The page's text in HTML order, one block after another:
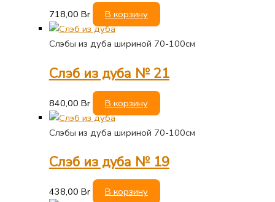
718,00 Br В корзину
Слэбы из дуба шириной 70-100см
Слэб из дуба № 21
840,00 Br В корзину
Слэбы из дуба шириной 70-100см
Слэб из дуба № 19
438,00 Br В корзину